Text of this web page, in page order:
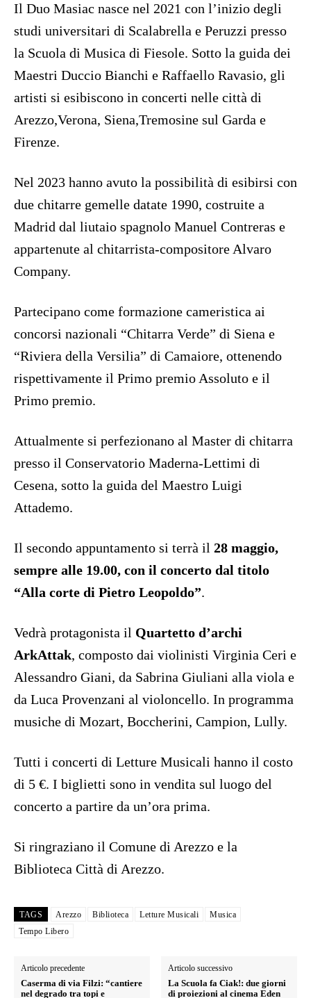
Il Duo Masiac nasce nel 2021 con l’inizio degli
studi universitari di Scalabrella e Peruzzi presso
la Scuola di Musica di Fiesole. Sotto la guida dei
Maestri Duccio Bianchi e Raffaello Ravasio, gli
artisti si esibiscono in concerti nelle città di
Arezzo,Verona, Siena,Tremosine sul Garda e
Firenze.
Nel 2023 hanno avuto la possibilità di esibirsi con
due chitarre gemelle datate 1990, costruite a
Madrid dal liutaio spagnolo Manuel Contreras e
appartenute al chitarrista-compositore Alvaro
Company.
Partecipano come formazione cameristica ai
concorsi nazionali “Chitarra Verde” di Siena e
“Riviera della Versilia” di Camaiore, ottenendo
rispettivamente il Primo premio Assoluto e il
Primo premio.
Attualmente si perfezionano al Master di chitarra
presso il Conservatorio Maderna-Lettimi di
Cesena, sotto la guida del Maestro Luigi
Attademo.
Il secondo appuntamento si terrà il 28 maggio,
sempre alle 19.00, con il concerto dal titolo
“Alla corte di Pietro Leopoldo”.
Vedrà protagonista il Quartetto d’archi
ArkAttak, composto dai violinisti Virginia Ceri e
Alessandro Giani, da Sabrina Giuliani alla viola e
da Luca Provenzani al violoncello. In programma
musiche di Mozart, Boccherini, Campion, Lully.
Tutti i concerti di Letture Musicali hanno il costo
di 5 €. I biglietti sono in vendita sul luogo del
concerto a partire da un’ora prima.
Si ringraziano il Comune di Arezzo e la
Biblioteca Città di Arezzo.
TAGS Arezzo Biblioteca Letture Musicali
Musica
Tempo Libero
Articolo precedente
Caserma di via Filzi: “cantiere
nel degrado tra topi e
Articolo successivo
La Scuola fa Ciak!: due giorni
di proiezioni al cinema Eden